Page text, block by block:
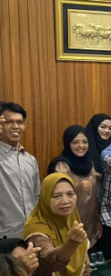
Penulis
Feri